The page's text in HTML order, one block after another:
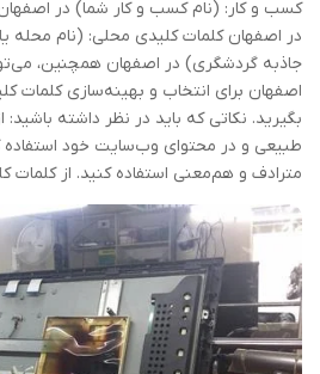
کسب و کار: (نام کسب و کار شما) در
در اصفهان کلمات کلیدی محلی: (نام محله
جاذبه گردشگری) در اصفهان همچنین،
اصفهان برای انتخاب و بهینه‌سازی
بگیرید. نکاتی که باید در نظر داشته
طبیعی و در محتوای وب‌سایت خود استفاده
مترادف و هم‌معنی استفاده کنید. از کلمات